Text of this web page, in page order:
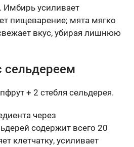
Имбирь усиливает
пищеварение; мята мягко
вкус, убирая лишнюю
+ 2 стебля сельдерея.
через
содержит всего 20
клетчатку, усиливает